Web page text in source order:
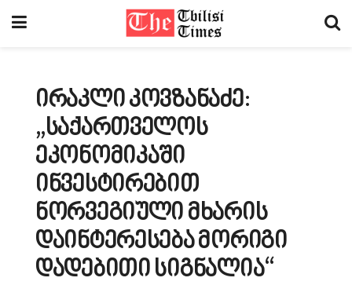
ირაკლი კოვზანაძე:
„საქართველოს
ეკონომიკაში
ინვესტირებით
ნორვეგიული მხარის
დაინტერესება მორიგი
დადებითი სიგნალია“